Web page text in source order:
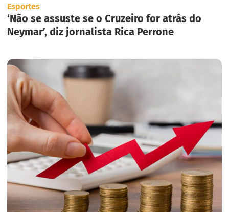
Esportes
‘Não se assuste se o Cruzeiro for atrás do
Neymar’, diz jornalista Rica Perrone